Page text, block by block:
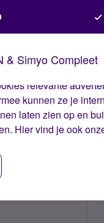
zorgen wij ervoor
relevante
kunnen ze je
laten zien op en
Hier vind je ook
& Simyo Compleet